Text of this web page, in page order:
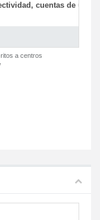
cuentas de
a centros